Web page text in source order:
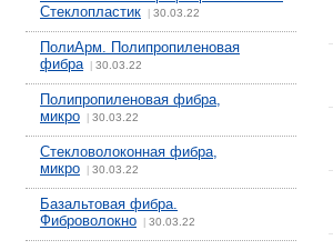
Стеклопластик
30.03.22
ПолиАрм. Полипропиленовая
фибра| 30.03.22
Полипропиленовая фибра,
микро
30.03.22
Стекловолоконная фибра,
микро
30.03.22
Базальтовая фибра.
Фиброволокно
30.03.22